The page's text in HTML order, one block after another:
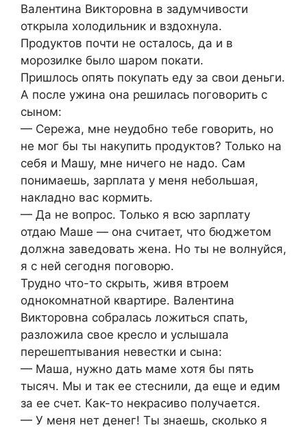
Валентина Викторовна в задумчивости
открыла холодильник и вздохнула.
Продуктов почти не осталось, да и в
морозилке было шаром покати.
Пришлось опять покупать еду за свои деньги.
А после ужина она решилась поговорить с
сыном:
— Сережа, мне неудобно тебе говорить, но
не мог бы ты накупить продуктов? Только на
себя и Машу, мне ничего не надо. Сам
понимаешь, зарплата у меня небольшая,
накладно вас кормить.
— Да не вопрос. Только я всю зарплату
отдаю Маше — она считает, что бюджетом
должна заведовать жена. Но ты не волнуйся,
я с ней сегодня поговорю.
Трудно что-то скрыть, живя втроем
однокомнатной квартире. Валентина
Викторовна собралась ложиться спать,
разложила свое кресло и услышала
перешептывания невестки и сына:
— Маша, нужно дать маме хотя бы пять
тысяч. Мы и так ее стеснили, да еще и едим
за ее счет. Как-то некрасиво получается.
— У меня нет денег! Ты знаешь, сколько я